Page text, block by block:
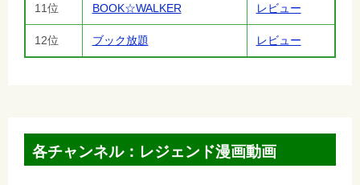
11位 BOOK☆WALKER レビュー
12位 ブック放題 レビュー
各チャンネル：レジェンド漫画動画